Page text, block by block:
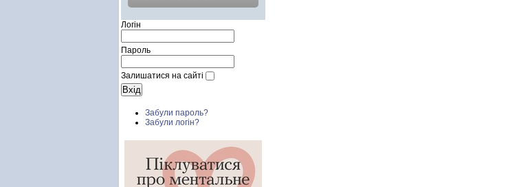
Логін
Пароль
Залишатися на сайті
Забули пароль?
Забули логін?